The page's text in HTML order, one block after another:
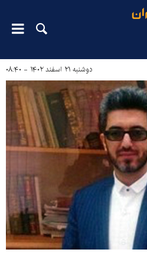
دوشنبه ۲۱ اسفند ۱۴۰۲ - ۰۸:۴۰